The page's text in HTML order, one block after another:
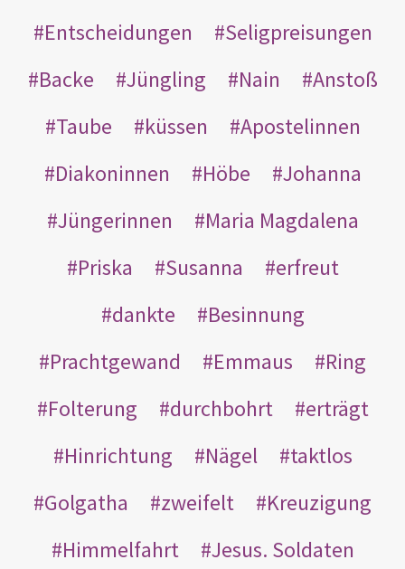
Entscheidungen
Seligpreisungen
Backe
Jüngling Nain
Anstoß
Taube
küssen
Apostelinnen
Diakoninnen
Höbe
Johanna
Jüngerinnen
Maria Magdalena
Priska
Susanna
erfreut
dankte
Besinnung
Prachtgewand
Emmaus
Ring
Folterung
durchbohrt
erträgt
Hinrichtung
Nägel
taktlos
Golgatha
zweifelt
Kreuzigung
Himmelfahrt
Jesus. Soldaten